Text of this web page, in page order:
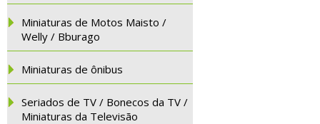
Miniaturas de Motos Maisto /
Welly / Bburago
Miniaturas de ônibus
Seriados de TV / Bonecos da TV /
Miniaturas da Televisão